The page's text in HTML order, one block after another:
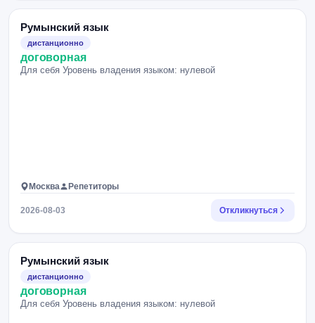
Румынский язык
дистанционно
договорная
Для себя Уровень владения языком: нулевой
Москва Репетиторы
2026-08-03 Откликнуться
Румынский язык
дистанционно
договорная
Для себя Уровень владения языком: нулевой